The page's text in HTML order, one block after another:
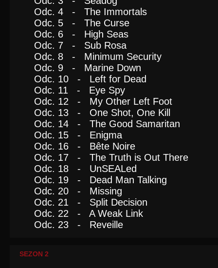
Odc. 4 - The Immortals
Odc. 5 - The Curse
Odc. 6 - High Seas
Odc. 7 - Sub Rosa
Odc. 8 - Minimum Security
Odc. 9 - Marine Down
Odc. 10 - Left for Dead
Odc. 11 - Eye Spy
Odc. 12 - My Other Left Foot
Odc. 13 - One Shot, One Kill
Odc. 14 - The Good Samaritan
Odc. 15 - Enigma
Odc. 16 - Bête Noire
Odc. 17 - The Truth is Out There
Odc. 18 - UnSEALed
Odc. 19 - Dead Man Talking
Odc. 20 - Missing
Odc. 21 - Split Decision
Odc. 22 - A Weak Link
Odc. 23 - Reveille
SEZON 2